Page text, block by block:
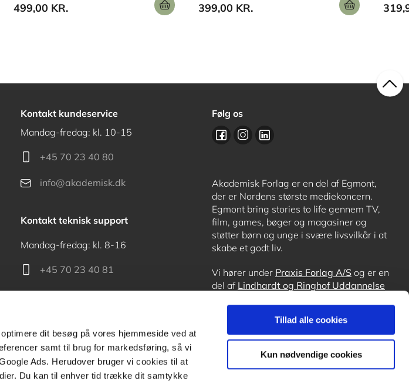
dit besøg på vores hjemmeside ved at
samt til brug for markedsføring, så vi
Ads. Herudover bruger vi cookies til at
Du kan til enhver tid trække dit samtykke
Tillad alle cookies
Kun nødvendige cookies
499,00 KR. 399,00 KR.
Kontakt kundeservice
Mandag-fredag: kl. 10-15
+45 70 23 40 80
info@akademisk.dk
Kontakt teknisk support
Mandag-fredag: kl. 8-16
+45 70 23 40 81
Kontakt receptionen
Følg os
Akademisk Forlag er en del af Egmont,
der er Nordens største mediekoncern.
Egmont bring stories to life gennem TV,
film, games, bøger og magasiner og
støtter børn og unge i svære livsvilkår i at
skabe et godt liv.
Vi hører under Praxis Forlag A/S og er en
del af Lindhardt og Ringhof Uddannelse
OrdblindetræningogForstå.dk.